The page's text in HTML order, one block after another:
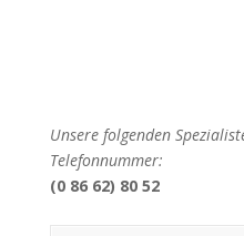
Unsere folgenden
Telefonnummer:
(0 86 62) 80 52